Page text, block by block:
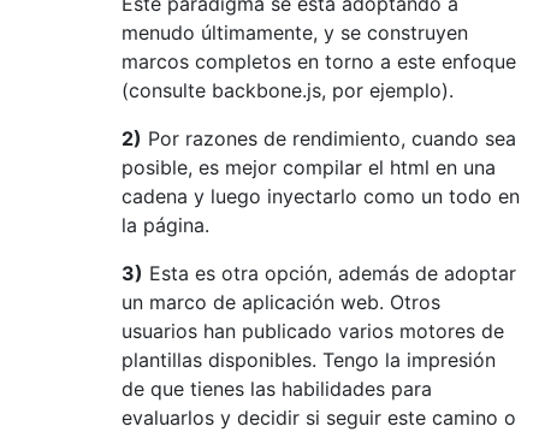
menudo últimamente, y se construyen
marcos completos en torno a este enfoque
(consulte backbone.js, por ejemplo).
2) Por razones de rendimiento, cuando sea
posible, es mejor compilar el html en una
cadena y luego inyectarlo como un todo en
la página.
3) Esta es otra opción, además de adoptar
un marco de aplicación web. Otros
usuarios han publicado varios motores de
plantillas disponibles. Tengo la impresión
de que tienes las habilidades para
evaluarlos y decidir si seguir este camino o